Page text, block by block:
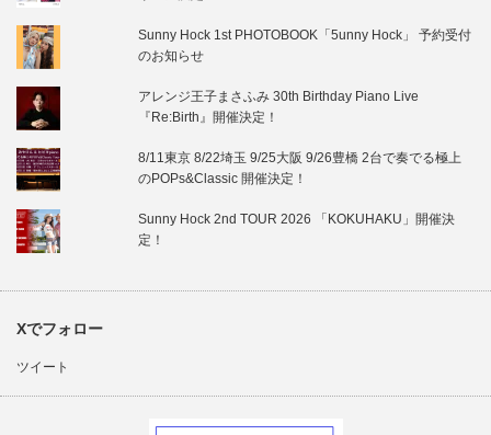
Sunny Hock 1st PHOTOBOOK「5unny Hock」 予約受付
のお知らせ
アレンジ王子まさふみ 30th Birthday Piano Live
『Re:Birth』開催決定！
8/11東京 8/22埼玉 9/25大阪 9/26豊橋 2台で奏でる極上
のPOPs&Classic 開催決定！
Sunny Hock 2nd TOUR 2026 「KOKUHAKU」開催決
定！
Xでフォロー
ツイート